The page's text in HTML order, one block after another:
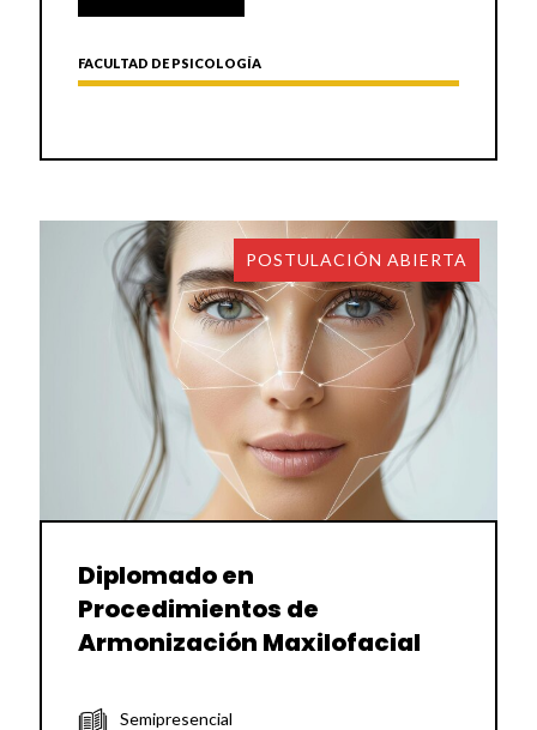
FACULTAD DE PSICOLOGÍA
POSTULACIÓN ABIERTA
Diplomado en
Procedimientos de
Armonización Maxilofacial
Semipresencial